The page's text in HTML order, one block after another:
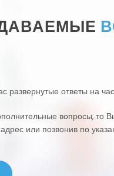
развернутые ответы на
вопросы, то
или позвонив по